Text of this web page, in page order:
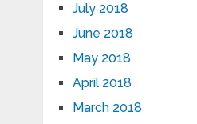
July 2018
June 2018
May 2018
April 2018
March 2018